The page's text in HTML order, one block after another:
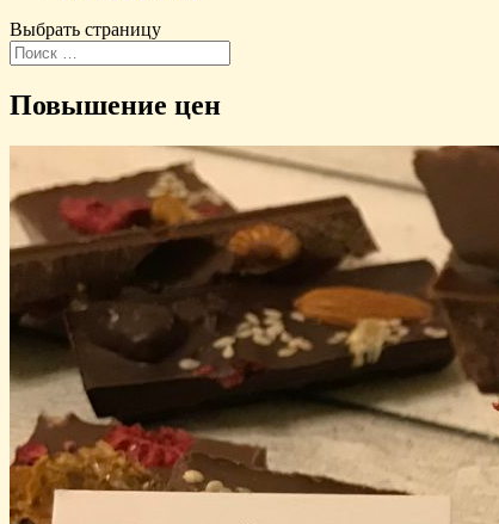
Выбрать страницу
Повышение цен